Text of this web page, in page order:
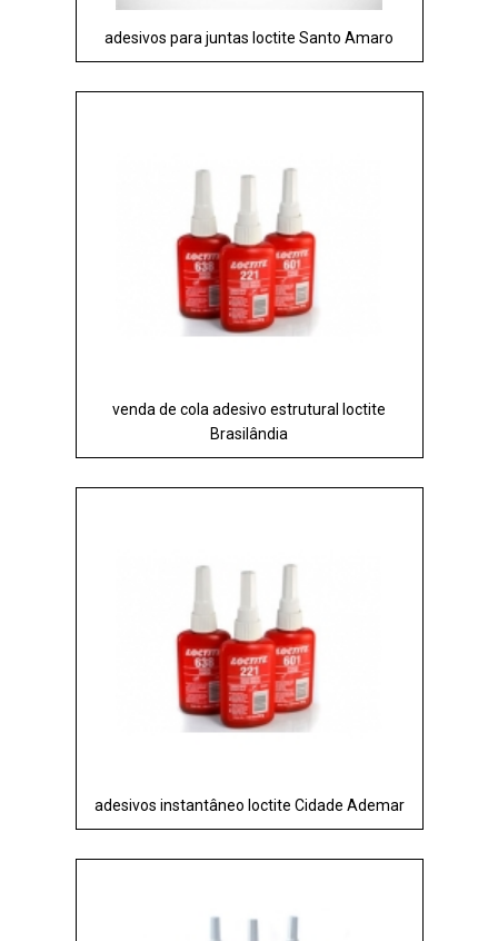
adesivos para juntas loctite Santo Amaro
venda de cola adesivo estrutural loctite
Brasilândia
adesivos instantâneo loctite Cidade Ademar